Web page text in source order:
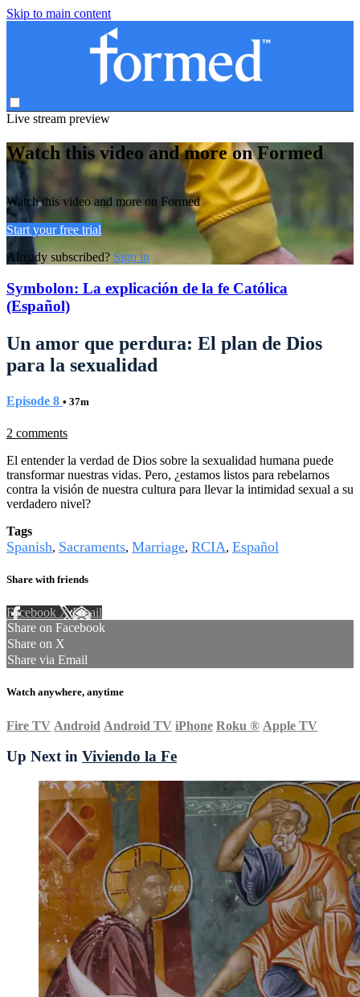
Skip to main content
Live stream preview
Watch this video and more on Formed
Watch this video and more on Formed
Start your free trial
Already subscribed?Sign in
Symbolon: La explicación de la fe Católica
(Español)
Un amor que perdura: El plan de Dios
para la sexualidad
Episode 8 • 37m
2 comments
El entender la verdad de Dios sobre la sexualidad humana puede
transformar nuestras vidas. Pero, ¿estamos listos para rebelarnos
contra la visión de nuestra cultura para llevar la intimidad sexual a su
verdadero nivel?
Tags
Spanish, Sacraments, Marriage, RCIA, Español
Share with friends
Facebook XEmail
Share on Facebook
Share on X
Share via Email
Watch anywhere, anytime
Fire TV Android Android TV iPhone Roku ® Apple TV
Up Next in Viviendo la Fe